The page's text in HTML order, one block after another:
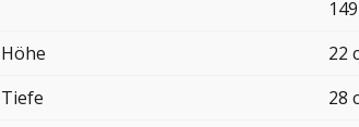
Höhe
22
Tiefe
28